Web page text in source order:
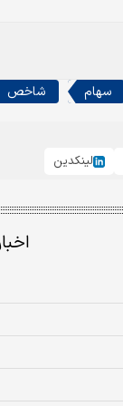
سهام شاخص
لینکدین